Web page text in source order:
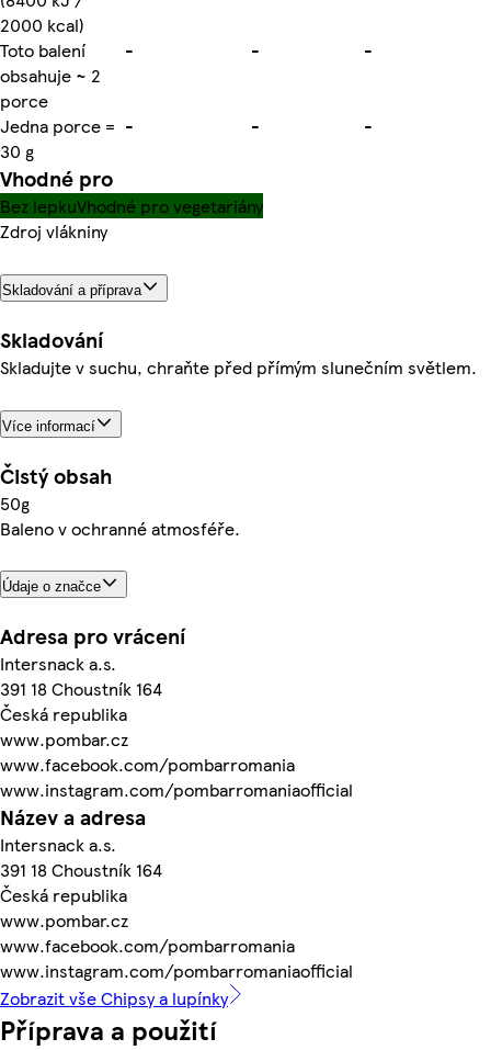
2000 kcal)
Toto balení
obsahuje ~ 2
porce
- - -
Jedna porce =
30 g
- - -
Vhodné pro
Bez lepkuVhodné pro vegetariány
Zdroj vlákniny
Skladování a příprava
Skladování
Skladujte v suchu, chraňte před přímým slunečním světlem.
Více informací
Čistý obsah
50g
Baleno v ochranné atmosféře.
Údaje o značce
Adresa pro vrácení
Intersnack a.s.
391 18 Choustník 164
Česká republika
www.pombar.cz
www.facebook.com/pombarromania
www.instagram.com/pombarromaniaofficial
Název a adresa
Intersnack a.s.
391 18 Choustník 164
Česká republika
www.pombar.cz
www.facebook.com/pombarromania
www.instagram.com/pombarromaniaofficial
Zobrazit vše Chipsy a lupínky
Příprava a použití